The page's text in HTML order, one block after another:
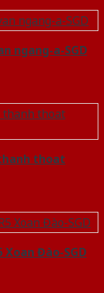
ngang-a-SGD
thoat
Xoan Đào-SGD